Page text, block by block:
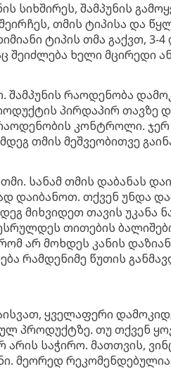
სიხშირეს, შამპუნის
თმის ტიპისა და
ტიპის თმა გაქვთ, 3-
შეიძლება ხელი მცირედი
შამპუნის რაოდენობა
პირდაპირ თავზე
კონტროლი. ჯერ
თმის მეშვეობითვე
სანამ თმის დაბანას
დაიბანოთ. თქვენ უნდა
მიხვიდეთ თავის უკანა
თითების
არ მოხდეს კანის
რამდენიმე წუთის
ყველაფერი
პროდუქტზე. თუ თქვენ
არის საჭირო. მათთვის,
მეორედ